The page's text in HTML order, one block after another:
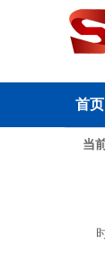
首页
当